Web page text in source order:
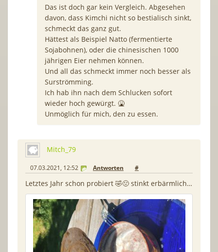
Das ist doch gar kein Vergleich. Abgesehen
davon, dass Kimchi nicht so bestialisch sinkt,
schmeckt das ganz gut.
Hättest als Beispiel Natto (fermentierte
Sojabohnen), oder die chinesischen 1000
jährigen Eier nehmen können.
Und all das schmeckt immer noch besser als
Surströmming.
Ich hab ihn nach dem Schlucken sofort
wieder hoch gewürgt. 🤮
Unmöglich für mich, den zu essen.
Mitch_79
07.03.2021, 12:52 Antworten #
Letztes Jahr schon probiert 🤣🤢 stinkt erbärmlich…